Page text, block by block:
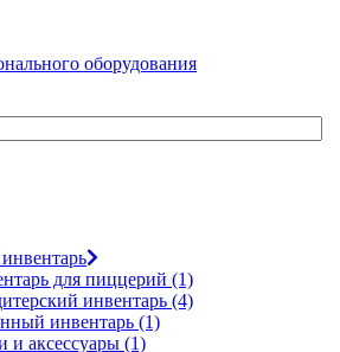
оборудования
для пиццерий (1)
инвентарь (4)
инвентарь (1)
и аксессуары (1)